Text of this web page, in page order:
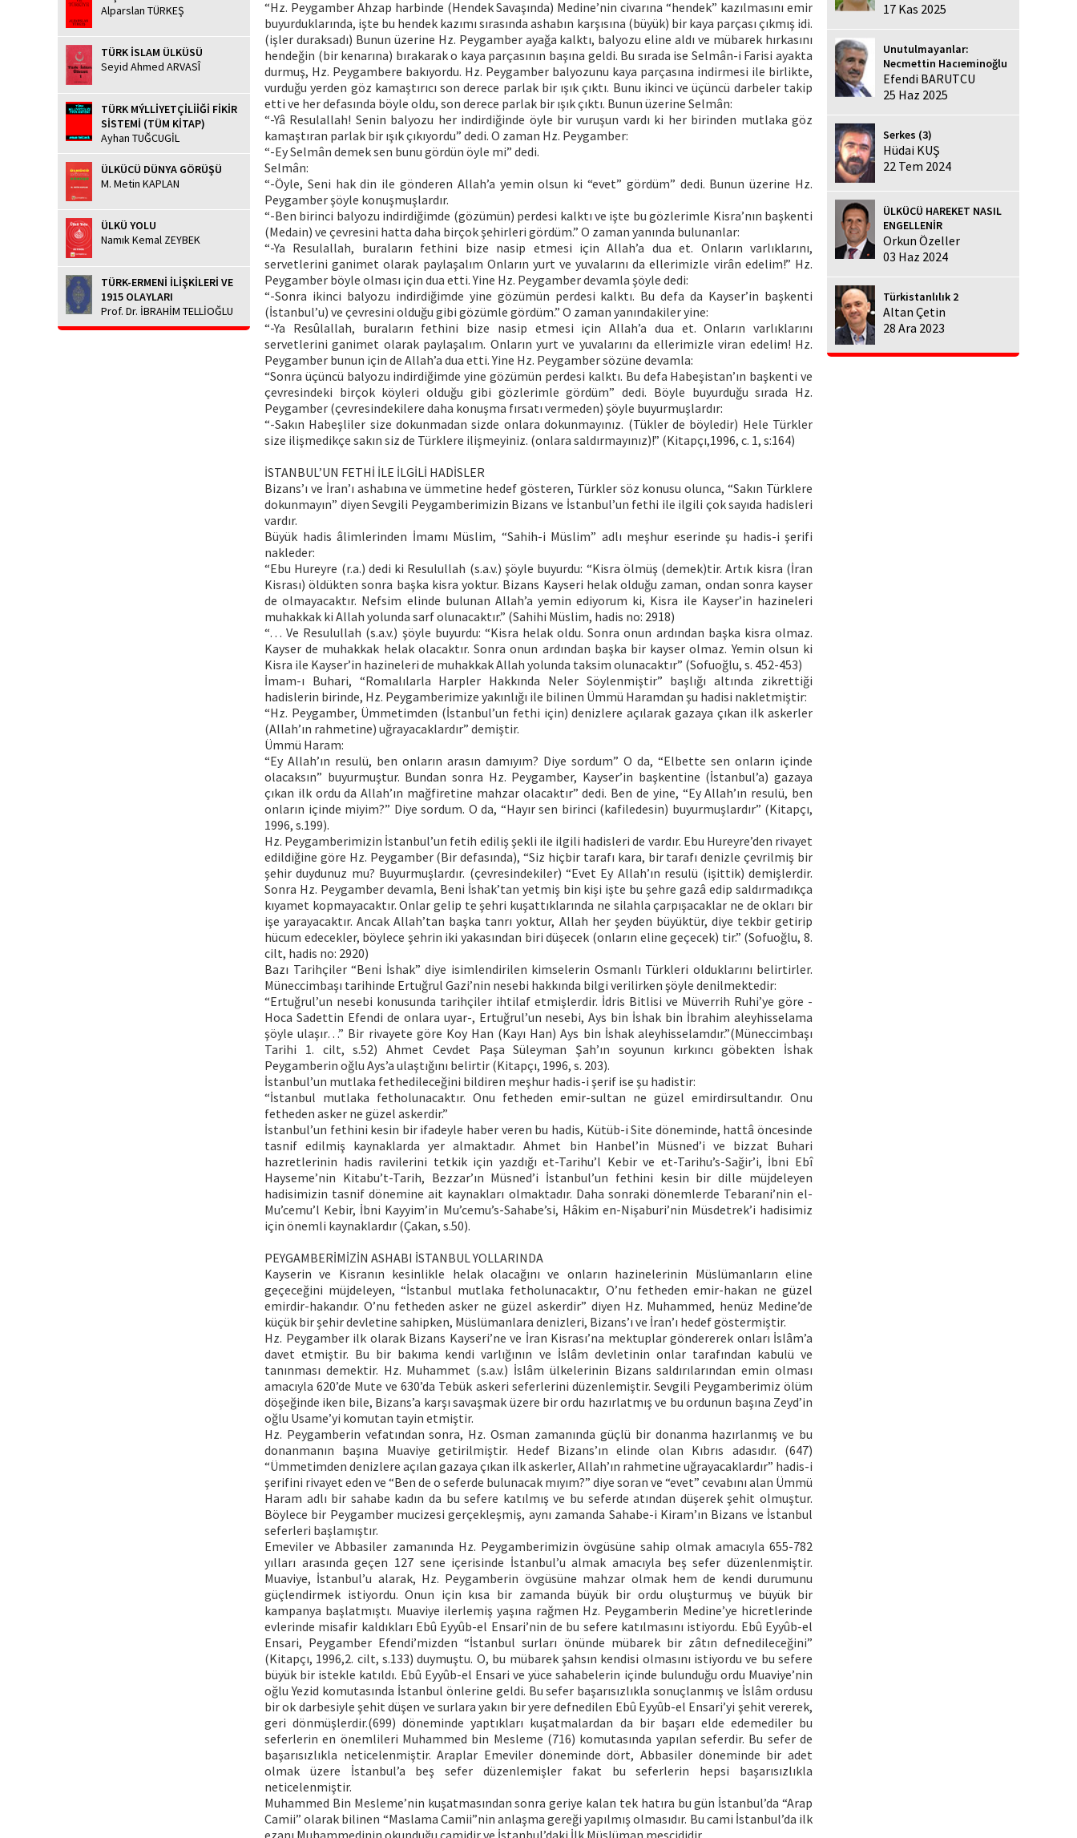
Alparslan TÜRKEŞ
TÜRK İSLAM ÜLKÜSÜ
Seyid Ahmed ARVASÎ
TÜRK MÝLLİYETÇİLİİĞİ FİKİR
SİSTEMİ (TÜM KİTAP)
Ayhan TUĞCUGİL
ÜLKÜCÜ DÜNYA GÖRÜŞÜ
M. Metin KAPLAN
ÜLKÜ YOLU
Namık Kemal ZEYBEK
TÜRK-ERMENİ İLİŞKİLERİ VE
1915 OLAYLARI
Prof. Dr. İBRAHİM TELLİOĞLU
“Hz. Peygamber Ahzap harbinde (Hendek Savaşında) Medine’nin civarına “hendek” kazılmasını emir
buyurduklarında, işte bu hendek kazımı sırasında ashabın karşısına (büyük) bir kaya parçası çıkmış idi.
(işler duraksadı) Bunun üzerine Hz. Peygamber ayağa kalktı, balyozu eline aldı ve mübarek hırkasını
hendeğin (bir kenarına) bırakarak o kaya parçasının başına geldi. Bu sırada ise Selmân-i Farisi ayakta
durmuş, Hz. Peygambere bakıyordu. Hz. Peygamber balyozunu kaya parçasına indirmesi ile birlikte,
vurduğu yerden göz kamaştırıcı son derece parlak bir ışık çıktı. Bunu ikinci ve üçüncü darbeler takip
etti ve her defasında böyle oldu, son derece parlak bir ışık çıktı. Bunun üzerine Selmân:
“-Yâ Resulallah! Senin balyozu her indirdiğinde öyle bir vuruşun vardı ki her birinden mutlaka göz
kamaştıran parlak bir ışık çıkıyordu” dedi. O zaman Hz. Peygamber:
“-Ey Selmân demek sen bunu gördün öyle mi” dedi.
Selmân:
“-Öyle, Seni hak din ile gönderen Allah’a yemin olsun ki “evet” gördüm” dedi. Bunun üzerine Hz.
Peygamber şöyle konuşmuşlardır.
“-Ben birinci balyozu indirdiğimde (gözümün) perdesi kalktı ve işte bu gözlerimle Kisra’nın başkenti
(Medain) ve çevresini hatta daha birçok şehirleri gördüm.” O zaman yanında bulunanlar:
“-Ya Resulallah, buraların fethini bize nasip etmesi için Allah’a dua et. Onların varlıklarını,
servetlerini ganimet olarak paylaşalım Onların yurt ve yuvalarını da ellerimizle virân edelim!” Hz.
Peygamber böyle olması için dua etti. Yine Hz. Peygamber devamla şöyle dedi:
“-Sonra ikinci balyozu indirdiğimde yine gözümün perdesi kalktı. Bu defa da Kayser’in başkenti
(İstanbul’u) ve çevresini olduğu gibi gözümle gördüm.” O zaman yanındakiler yine:
“-Ya Resûlallah, buraların fethini bize nasip etmesi için Allah’a dua et. Onların varlıklarını
servetlerini ganimet olarak paylaşalım. Onların yurt ve yuvalarını da ellerimizle viran edelim! Hz.
Peygamber bunun için de Allah’a dua etti. Yine Hz. Peygamber sözüne devamla:
“Sonra üçüncü balyozu indirdiğimde yine gözümün perdesi kalktı. Bu defa Habeşistan’ın başkenti ve
çevresindeki birçok köyleri olduğu gibi gözlerimle gördüm” dedi. Böyle buyurduğu sırada Hz.
Peygamber (çevresindekilere daha konuşma fırsatı vermeden) şöyle buyurmuşlardır:
“-Sakın Habeşliler size dokunmadan sizde onlara dokunmayınız. (Tükler de böyledir) Hele Türkler
size ilişmedikçe sakın siz de Türklere ilişmeyiniz. (onlara saldırmayınız)!” (Kitapçı,1996, c. 1, s:164)
İSTANBUL’UN FETHİ İLE İLGİLİ HADİSLER
Bizans’ı ve İran’ı ashabına ve ümmetine hedef gösteren, Türkler söz konusu olunca, “Sakın Türklere
dokunmayın” diyen Sevgili Peygamberimizin Bizans ve İstanbul’un fethi ile ilgili çok sayıda hadisleri
vardır.
Büyük hadis âlimlerinden İmamı Müslim, “Sahih-i Müslim” adlı meşhur eserinde şu hadis-i şerifi
nakleder:
“Ebu Hureyre (r.a.) dedi ki Resulullah (s.a.v.) şöyle buyurdu: “Kisra ölmüş (demek)tir. Artık kisra (İran
Kisrası) öldükten sonra başka kisra yoktur. Bizans Kayseri helak olduğu zaman, ondan sonra kayser
de olmayacaktır. Nefsim elinde bulunan Allah’a yemin ediyorum ki, Kisra ile Kayser’in hazineleri
muhakkak ki Allah yolunda sarf olunacaktır.” (Sahihi Müslim, hadis no: 2918)
“… Ve Resulullah (s.a.v.) şöyle buyurdu: “Kisra helak oldu. Sonra onun ardından başka kisra olmaz.
Kayser de muhakkak helak olacaktır. Sonra onun ardından başka bir kayser olmaz. Yemin olsun ki
Kisra ile Kayser’in hazineleri de muhakkak Allah yolunda taksim olunacaktır” (Sofuoğlu, s. 452-453)
İmam-ı Buhari, “Romalılarla Harpler Hakkında Neler Söylenmiştir” başlığı altında zikrettiği
hadislerin birinde, Hz. Peygamberimize yakınlığı ile bilinen Ümmü Haramdan şu hadisi nakletmiştir:
“Hz. Peygamber, Ümmetimden (İstanbul’un fethi için) denizlere açılarak gazaya çıkan ilk askerler
(Allah’ın rahmetine) uğrayacaklardır” demiştir.
Ümmü Haram:
“Ey Allah’ın resulü, ben onların arasın damıyım? Diye sordum” O da, “Elbette sen onların içinde
olacaksın” buyurmuştur. Bundan sonra Hz. Peygamber, Kayser’in başkentine (İstanbul’a) gazaya
çıkan ilk ordu da Allah’ın mağfiretine mahzar olacaktır” dedi. Ben de yine, “Ey Allah’ın resulü, ben
onların içinde miyim?” Diye sordum. O da, “Hayır sen birinci (kafiledesin) buyurmuşlardır” (Kitapçı,
1996, s.199).
Hz. Peygamberimizin İstanbul’un fetih ediliş şekli ile ilgili hadisleri de vardır. Ebu Hureyre’den rivayet
edildiğine göre Hz. Peygamber (Bir defasında), “Siz hiçbir tarafı kara, bir tarafı denizle çevrilmiş bir
şehir duydunuz mu? Buyurmuşlardır. (çevresindekiler) “Evet Ey Allah’ın resulü (işittik) demişlerdir.
Sonra Hz. Peygamber devamla, Beni İshak’tan yetmiş bin kişi işte bu şehre gazâ edip saldırmadıkça
kıyamet kopmayacaktır. Onlar gelip te şehri kuşattıklarında ne silahla çarpışacaklar ne de okları bir
işe yarayacaktır. Ancak Allah’tan başka tanrı yoktur, Allah her şeyden büyüktür, diye tekbir getirip
hücum edecekler, böylece şehrin iki yakasından biri düşecek (onların eline geçecek) tir.” (Sofuoğlu, 8.
cilt, hadis no: 2920)
Bazı Tarihçiler “Beni İshak” diye isimlendirilen kimselerin Osmanlı Türkleri olduklarını belirtirler.
Müneccimbaşı tarihinde Ertuğrul Gazi’nin nesebi hakkında bilgi verilirken şöyle denilmektedir:
“Ertuğrul’un nesebi konusunda tarihçiler ihtilaf etmişlerdir. İdris Bitlisi ve Müverrih Ruhi’ye göre -
Hoca Sadettin Efendi de onlara uyar-, Ertuğrul’un nesebi, Ays bin İshak bin İbrahim aleyhisselama
şöyle ulaşır…” Bir rivayete göre Koy Han (Kayı Han) Ays bin İshak aleyhisselamdır.”(Müneccimbaşı
Tarihi 1. cilt, s.52) Ahmet Cevdet Paşa Süleyman Şah’ın soyunun kırkıncı göbekten İshak
Peygamberin oğlu Ays’a ulaştığını belirtir (Kitapçı, 1996, s. 203).
İstanbul’un mutlaka fethedileceğini bildiren meşhur hadis-i şerif ise şu hadistir:
“İstanbul mutlaka fetholunacaktır. Onu fetheden emir-sultan ne güzel emirdirsultandır. Onu
fetheden asker ne güzel askerdir.”
İstanbul’un fethini kesin bir ifadeyle haber veren bu hadis, Kütüb-i Site döneminde, hattâ öncesinde
tasnif edilmiş kaynaklarda yer almaktadır. Ahmet bin Hanbel’in Müsned’i ve bizzat Buhari
hazretlerinin hadis ravilerini tetkik için yazdığı et-Tarihu’l Kebir ve et-Tarihu’s-Sağir’i, İbni Ebî
Hayseme’nin Kitabu’t-Tarih, Bezzar’ın Müsned’i İstanbul’un fethini kesin bir dille müjdeleyen
hadisimizin tasnif dönemine ait kaynakları olmaktadır. Daha sonraki dönemlerde Tebarani’nin el-
Mu’cemu’l Kebir, İbni Kayyim’in Mu’cemu’s-Sahabe’si, Hâkim en-Nişaburi’nin Müsdetrek’i hadisimiz
için önemli kaynaklardır (Çakan, s.50).
PEYGAMBERİMİZİN ASHABI İSTANBUL YOLLARINDA
Kayserin ve Kisranın kesinlikle helak olacağını ve onların hazinelerinin Müslümanların eline
geçeceğini müjdeleyen, “İstanbul mutlaka fetholunacaktır, O’nu fetheden emir-hakan ne güzel
emirdir-hakandır. O’nu fetheden asker ne güzel askerdir” diyen Hz. Muhammed, henüz Medine’de
küçük bir şehir devletine sahipken, Müslümanlara denizleri, Bizans’ı ve İran’ı hedef göstermiştir.
Hz. Peygamber ilk olarak Bizans Kayseri’ne ve İran Kisrası’na mektuplar göndererek onları İslâm’a
davet etmiştir. Bu bir bakıma kendi varlığının ve İslâm devletinin onlar tarafından kabulü ve
tanınması demektir. Hz. Muhammet (s.a.v.) İslâm ülkelerinin Bizans saldırılarından emin olması
amacıyla 620’de Mute ve 630’da Tebük askeri seferlerini düzenlemiştir. Sevgili Peygamberimiz ölüm
döşeğinde iken bile, Bizans’a karşı savaşmak üzere bir ordu hazırlatmış ve bu ordunun başına Zeyd’in
oğlu Usame’yi komutan tayin etmiştir.
Hz. Peygamberin vefatından sonra, Hz. Osman zamanında güçlü bir donanma hazırlanmış ve bu
donanmanın başına Muaviye getirilmiştir. Hedef Bizans’ın elinde olan Kıbrıs adasıdır. (647)
“Ümmetimden denizlere açılan gazaya çıkan ilk askerler, Allah’ın rahmetine uğrayacaklardır” hadis-i
şerifini rivayet eden ve “Ben de o seferde bulunacak mıyım?” diye soran ve “evet” cevabını alan Ümmü
Haram adlı bir sahabe kadın da bu sefere katılmış ve bu seferde atından düşerek şehit olmuştur.
Böylece bir Peygamber mucizesi gerçekleşmiş, aynı zamanda Sahabe-i Kiram’ın Bizans ve İstanbul
seferleri başlamıştır.
Emeviler ve Abbasiler zamanında Hz. Peygamberimizin övgüsüne sahip olmak amacıyla 655-782
yılları arasında geçen 127 sene içerisinde İstanbul’u almak amacıyla beş sefer düzenlenmiştir.
Muaviye, İstanbul’u alarak, Hz. Peygamberin övgüsüne mahzar olmak hem de kendi durumunu
güçlendirmek istiyordu. Onun için kısa bir zamanda büyük bir ordu oluşturmuş ve büyük bir
kampanya başlatmıştı. Muaviye ilerlemiş yaşına rağmen Hz. Peygamberin Medine’ye hicretlerinde
evlerinde misafir kaldıkları Ebû Eyyûb-el Ensari’nin de bu sefere katılmasını istiyordu. Ebû Eyyûb-el
Ensari, Peygamber Efendi’mizden “İstanbul surları önünde mübarek bir zâtın defnedileceğini”
(Kitapçı, 1996,2. cilt, s.133) duymuştu. O, bu mübarek şahsın kendisi olmasını istiyordu ve bu sefere
büyük bir istekle katıldı. Ebû Eyyûb-el Ensari ve yüce sahabelerin içinde bulunduğu ordu Muaviye’nin
oğlu Yezid komutasında İstanbul önlerine geldi. Bu sefer başarısızlıkla sonuçlanmış ve İslâm ordusu
bir ok darbesiyle şehit düşen ve surlara yakın bir yere defnedilen Ebû Eyyûb-el Ensari’yi şehit vererek,
geri dönmüşlerdir.(699) döneminde yaptıkları kuşatmalardan da bir başarı elde edemediler bu
seferlerin en önemlileri Muhammed bin Mesleme (716) komutasında yapılan seferdir. Bu sefer de
başarısızlıkla neticelenmiştir. Araplar Emeviler döneminde dört, Abbasiler döneminde bir adet
olmak üzere İstanbul’a beş sefer düzenlemişler fakat bu seferlerin hepsi başarısızlıkla
neticelenmiştir.
Muhammed Bin Mesleme’nin kuşatmasından sonra geriye kalan tek hatıra bu gün İstanbul’da “Arap
Camii” olarak bilinen “Maslama Camii”nin anlaşma gereği yapılmış olmasıdır. Bu cami İstanbul’da ilk
17 Kas 2025
Unutulmayanlar:
Necmettin Hacıeminoğlu
Efendi BARUTCU
25 Haz 2025
Serkes (3)
Hüdai KUŞ
22 Tem 2024
ÜLKÜCÜ HAREKET NASIL
ENGELLENİR
Orkun Özeller
03 Haz 2024
Türkistanlılık 2
Altan Çetin
28 Ara 2023